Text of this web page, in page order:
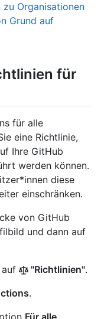
Organisationen
Grund auf
für
für alle
eine Richtlinie,
Ihre GitHub
werden können.
diese
einschränken.
von GitHub
und dann auf
"Richtlinien".
.
Für alle